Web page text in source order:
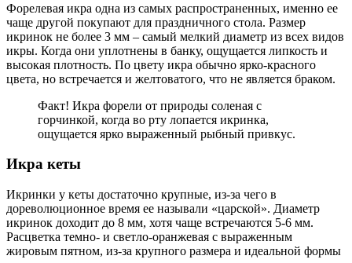
Форелевая икра одна из самых распространенных, именно ее
чаще другой покупают для праздничного стола. Размер
икринок не более 3 мм – самый мелкий диаметр из всех видов
икры. Когда они уплотнены в банку, ощущается липкость и
высокая плотность. По цвету икра обычно ярко-красного
цвета, но встречается и желтоватого, что не является браком.
Факт! Икра форели от природы соленая с
горчинкой, когда во рту лопается икринка,
ощущается ярко выраженный рыбный привкус.
Икра кеты
Икринки у кеты достаточно крупные, из-за чего в
дореволюционное время ее называли «царской». Диаметр
икринок доходит до 8 мм, хотя чаще встречаются 5-6 мм.
Расцветка темно- и светло-оранжевая с выраженным
жировым пятном, из-за крупного размера и идеальной формы